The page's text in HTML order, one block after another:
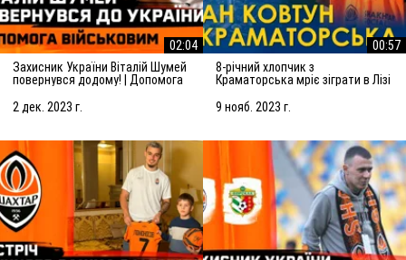
02:04
Захисник України Віталій Шумей
повернувся додому! | Допомога
2 дек. 2023 г.
00:57
8-річний хлопчик з
Краматорська мріє зіграти в Лізі
Давай, грай!
9 нояб. 2023 г.